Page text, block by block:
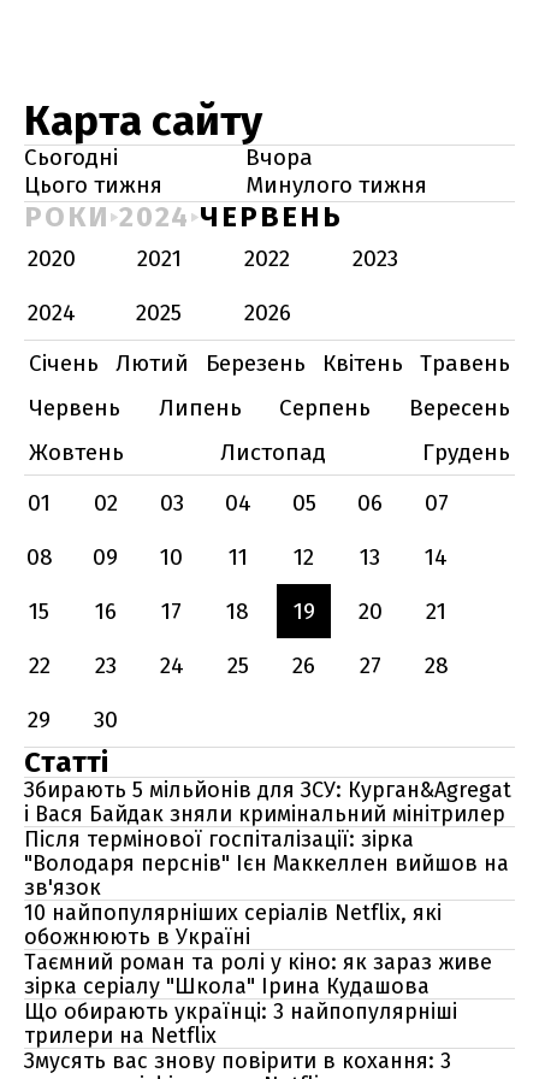
Карта сайту
Сьогодні
Вчора
Цього тижня
Минулого тижня
РОКИ 2024 ЧЕРВЕНЬ
2020 2021 2022
2023
2024
2025
2026
Січень
Лютий Березень Квітень
Травень
Червень
Липень Серпень
Вересень
Жовтень
Листопад
Грудень
01
02 03 04 05 06
07
08
09 10 11 12 13
14
15
16 17 18 19 20
21
22
23 24 25 26 27
28
29
30
Статті
Збирають 5 мільйонів для ЗСУ: Курган&Agregat
і Вася Байдак зняли кримінальний мінітрилер
Після термінової госпіталізації: зірка
"Володаря перснів" Ієн Маккеллен вийшов на
зв'язок
10 найпопулярніших серіалів Netflix, які
обожнюють в Україні
Таємний роман та ролі у кіно: як зараз живе
зірка серіалу "Школа" Ірина Кудашова
Що обирають українці: 3 найпопулярніші
трилери на Netflix
Змусять вас знову повірити в кохання: 3